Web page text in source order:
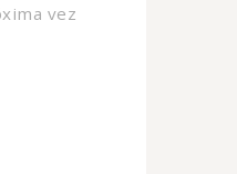
vez